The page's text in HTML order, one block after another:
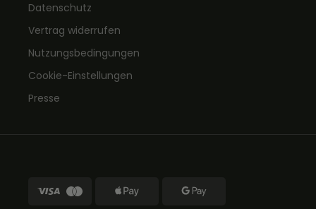
Datenschutz
Vertrag widerrufen
Nutzungsbedingungen
Cookie-Einstellungen
Presse